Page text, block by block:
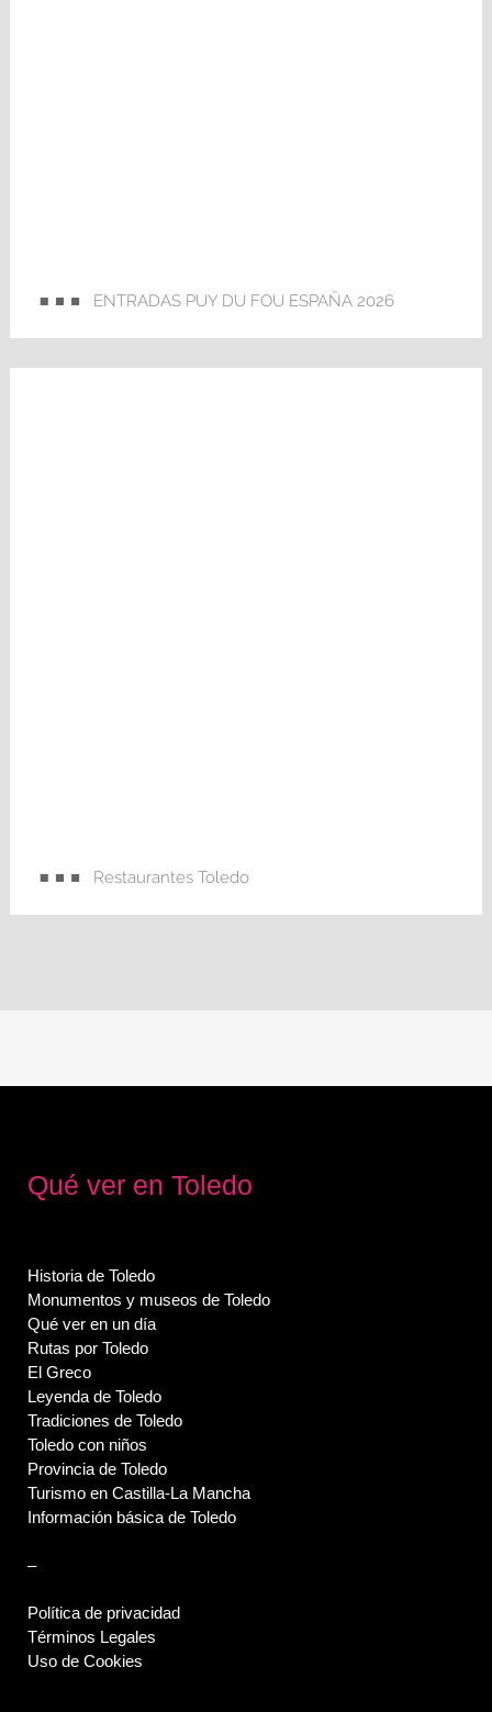
ENTRADAS PUY DU FOU ESPAÑA 2026
Restaurantes Toledo
Qué ver en Toledo
Historia de Toledo
Monumentos y museos de Toledo
Qué ver en un día
Rutas por Toledo
El Greco
Leyenda de Toledo
Tradiciones de Toledo
Toledo con niños
Provincia de Toledo
Turismo en Castilla-La Mancha
Información básica de Toledo
–
Política de privacidad
Términos Legales
Uso de Cookies